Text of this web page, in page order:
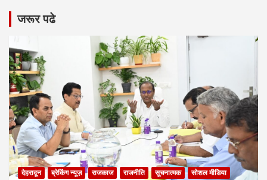
जरूर पढे
देहरादून ब्रेकिंग न्यूज़ राजकाज राजनीति सूचनात्मक सोशल मीडिया